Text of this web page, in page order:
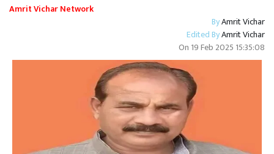
Amrit Vichar Network
ByAmrit Vichar
Edited ByAmrit Vichar
On 19 Feb 2025 15:35:08